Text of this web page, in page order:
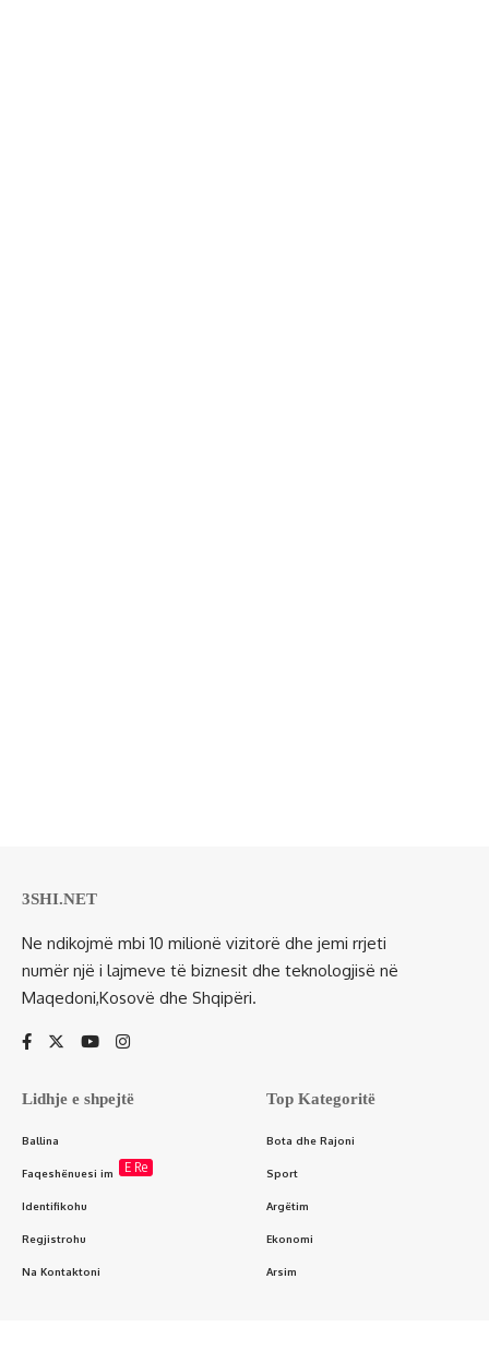
3SHI.NET
Ne ndikojmë mbi 10 milionë vizitorë dhe jemi rrjeti
numër një i lajmeve të biznesit dhe teknologjisë në
Maqedoni,Kosovë dhe Shqipëri.
Lidhje e shpejtë
Ballina
Faqeshënuesi im E Re
Identifikohu
Regjistrohu
Na Kontaktoni
Top Kategoritë
Bota dhe Rajoni
Sport
Argëtim
Ekonomi
Arsim